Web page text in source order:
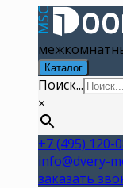
Каталог
Поиск...
×
+7 (495) 120-
info@dvery-
заказать